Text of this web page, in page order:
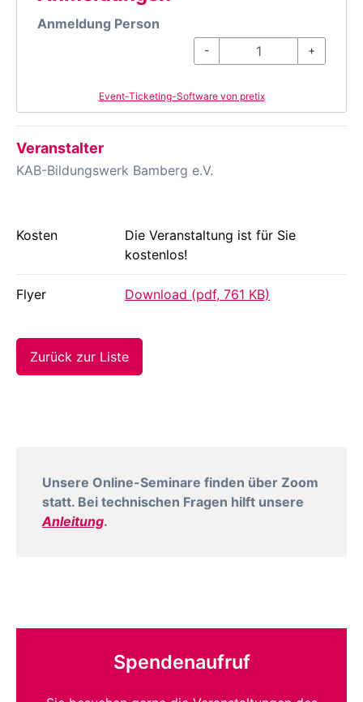
Anmeldung Person
- +
Event-Ticketing-Software von pretix
Veranstalter
KAB-Bildungswerk Bamberg e.V.
Kosten
Die Veranstaltung ist für Sie
kostenlos!
Flyer Download (pdf, 761 KB)
Zurück zur Liste
Unsere Online-Seminare finden über Zoom
statt. Bei technischen Fragen hilft unsere
Anleitung.
Spendenaufruf